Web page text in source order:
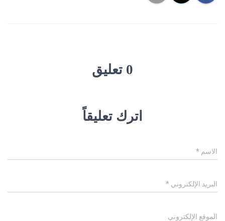
0 تعليق
اترك تعليقاً
الاسم *
البريد الإلكتروني *
الموقع الإلكتروني